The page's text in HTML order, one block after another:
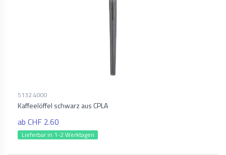
5132.4000
Kaffeelöffel schwarz aus CPLA
ab CHF 2.60
Lieferbar in 1-2 Werktagen